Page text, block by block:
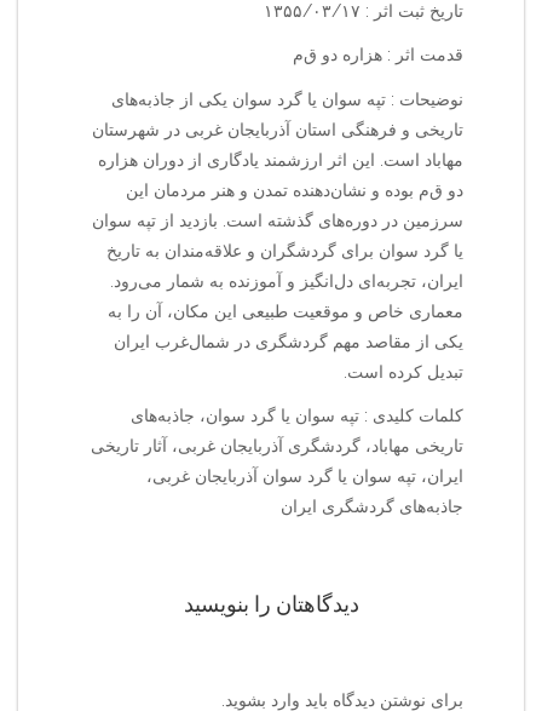
تاریخ ثبت اثر : ۱۳۵۵/۰۳/۱۷
قدمت اثر : هزاره دو ق‌م‌
نوضیحات : تپه سوان یا گرد سوان یکی از جاذبه‌های
تاریخی و فرهنگی استان آذربایجان غربی در شهرستان
مهاباد است. این اثر ارزشمند یادگاری از دوران هزاره
دو ق‌م‌ بوده و نشان‌دهنده تمدن و هنر مردمان این
سرزمین در دوره‌های گذشته است. بازدید از تپه سوان
یا گرد سوان برای گردشگران و علاقه‌مندان به تاریخ
ایران، تجربه‌ای دل‌انگیز و آموزنده به شمار می‌رود.
معماری خاص و موقعیت طبیعی این مکان، آن را به
یکی از مقاصد مهم گردشگری در شمال‌غرب ایران
تبدیل کرده است.
کلمات کلیدی : تپه سوان یا گرد سوان، جاذبه‌های
تاریخی مهاباد، گردشگری آذربایجان غربی، آثار تاریخی
ایران، تپه سوان یا گرد سوان آذربایجان غربی،
جاذبه‌های گردشگری ایران
دیدگاهتان را بنویسید
برای نوشتن دیدگاه باید وارد بشوید